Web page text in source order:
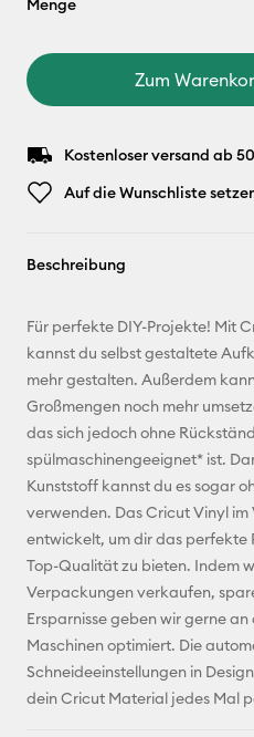
Menge
Zum
Kostenloser versand ab
Auf die Wunschliste
Beschreibung
Für perfekte DIY-Projekte! Mit
kannst du selbst gestaltete
mehr gestalten. Außerdem
Großmengen noch mehr
das sich jedoch ohne
spülmaschinengeeignet* ist.
Kunststoff kannst du es sogar
verwenden. Das Cricut Vinyl
entwickelt, um dir das perfekte
Top-Qualität zu bieten. Indem
Verpackungen verkaufen,
Ersparnisse geben wir gerne
Maschinen optimiert. Die
Schneideeinstellungen in
dein Cricut Material jedes Mal